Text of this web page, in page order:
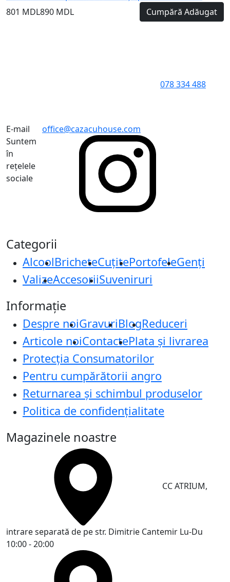
801 MDL890 MDL Cumpără Adăugat
078 334 488
E-mail
office@cazacuhouse.com
Suntem
în
rețelele
sociale
Categorii
AlcoolBricheteCuțitePortofeleGenți
ValizeAccesoriiSuveniruri
Informație
Despre noiGravuriBlogReduceri
Articole noiContactePlata și livrarea
Protecţia Consumatorilor
Pentru cumpărătorii angro
Returnarea și schimbul produselor
Politica de confidențialitate
Magazinele noastre
CC ATRIUM,
intrare separată de pe str. Dimitrie Cantemir Lu-Du
10:00 - 20:00